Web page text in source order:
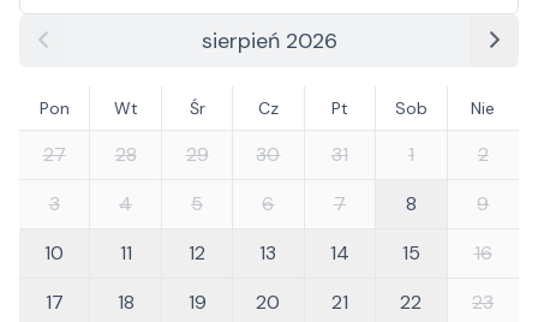
sierpień 2026
Pon Wt Śr Cz Pt Sob Nie
27 28 29 30 31 1
2
3
4 5 6 7 8
9
10
11 12 13 14 15
16
17
18 19 20 21 22
23